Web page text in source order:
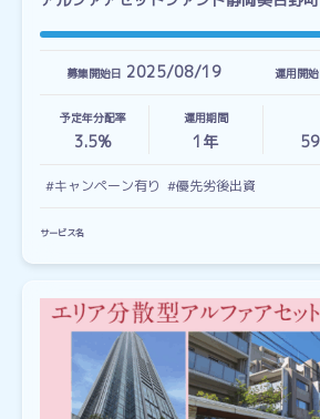
募集開始日 2025/08/19 運用開
予定年分配率
3.5%
運用期間
1 年
#キャンペーン有り #優先劣後出資
サービス名